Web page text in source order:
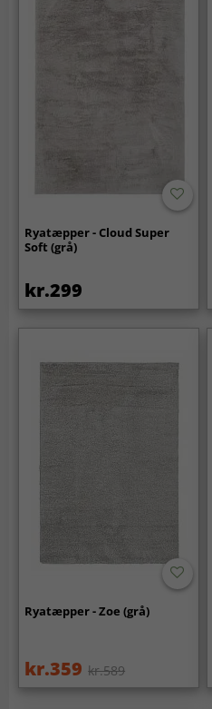
Ryatæpper - Cloud Super
Soft (grå)
kr.299
Ryatæpper - Zoe (grå)
kr.359 kr.589